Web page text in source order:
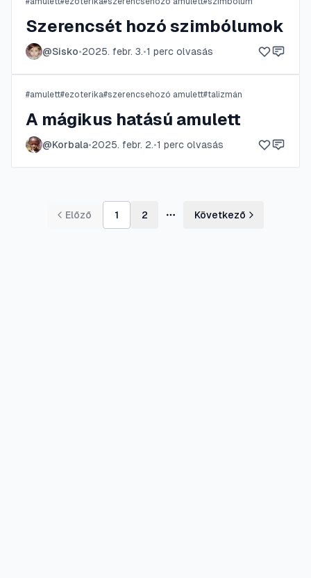
Szerencsét hozó szimbólumok
@Sisko•2025. febr. 3.•1 perc olvasás
#amulett#ezoterika#szerencsehozó amulett#talizmán
A mágikus hatású amulett
@Korbala•2025. febr. 2.•1 perc olvasás
Előző 1 2
További oldalak
Következő